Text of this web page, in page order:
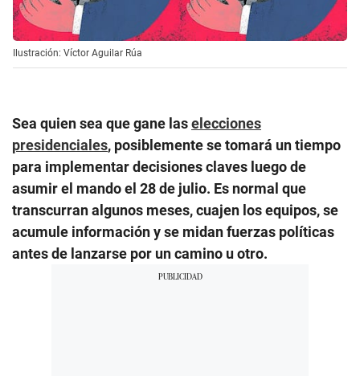
Ilustración: Víctor Aguilar Rúa
Sea quien sea que gane laselecciones
presidenciales, posiblemente se tomará un tiempo
para implementar decisiones claves luego de
asumir el mando el 28 de julio. Es normal que
transcurran algunos meses, cuajen los equipos, se
acumule información y se midan fuerzas políticas
antes de lanzarse por un camino u otro.